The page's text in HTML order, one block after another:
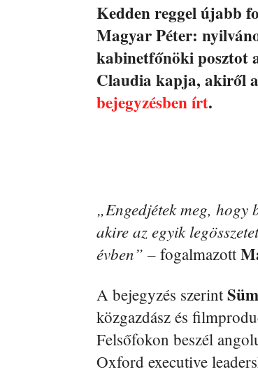
Kedden reggel újabb
Magyar Péter:
kabinetfőnöki posztot
Claudia kapja, akiről
bejegyzésben írt.
„Engedjétek meg, hogy
akire az egyik
évben” – fogalmazott
A bejegyzés szerint
közgazdász és
Felsőfokon beszél
Oxford executive